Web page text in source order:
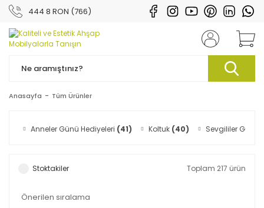
444 8 RON (766)
Anasayfa Tüm Ürünler
Anneler Günü Hediyeleri (41) Koltuk (40) Sevgililer Günü
Stoktakiler Toplam 217 ürün